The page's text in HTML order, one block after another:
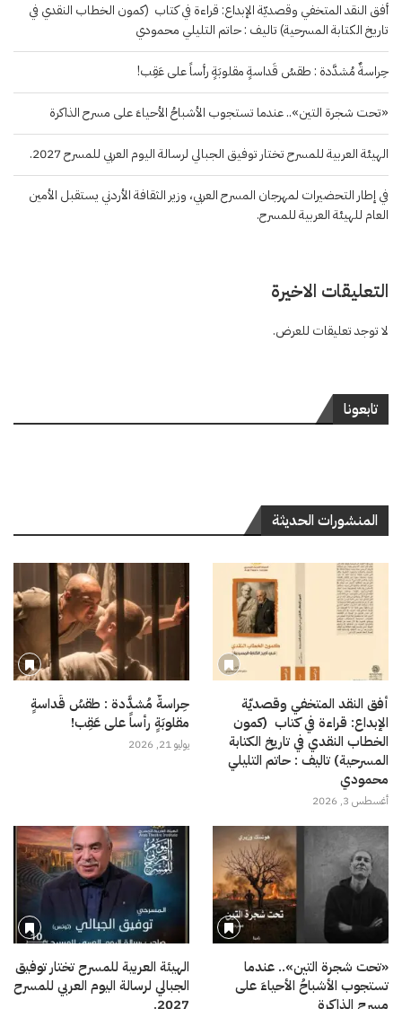
أفق النقد المتخفي وقصديّة الإبداع: قراءة في كتاب (كمون الخطاب النقدي في
تاريخ الكتابة المسرحية) تاليف : حاتم التليلي محمودي
حِراسةٌ مُشدَّدة : طقسُ قَداسةٍ مقلوبَةٍ رأساً على عَقِب!
«تحت شجرة التين».. عندما تستجوب الأشباحُ الأحياءَ على مسرح الذاكرة
الهيئة العربية للمسرح تختار توفيق الجبالي لرسالة اليوم العربي للمسرح 2027.
في إطار التحضيرات لمهرجان المسرح العربي، وزير الثقافة الأردني يستقبل الأمين
العام للهيئة العربية للمسرح.
التعليقات الاخيرة
لا توجد تعليقات للعرض.
تابعونا
المنشورات الحديثة
أفق النقد المتخفي وقصديّة
الإبداع: قراءة في كتاب (كمون
الخطاب النقدي في تاريخ الكتابة
المسرحية) تاليف : حاتم التليلي
محمودي
أغسطس 3, 2026
حِراسةٌ مُشدَّدة : طقسُ قَداسةٍ
مقلوبَةٍ رأساً على عَقِب!
يوليو 21, 2026
«تحت شجرة التين».. عندما
تستجوب الأشباحُ الأحياءَ على
مسرح الذاكرة
الهيئة العربية للمسرح تختار توفيق
الجبالي لرسالة اليوم العربي للمسرح
2027.